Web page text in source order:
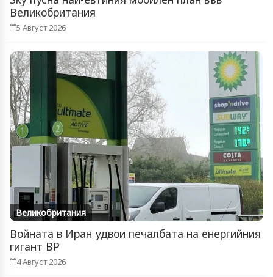
Великобритания
5 Август 2026
Великобритания
Войната в Иран удвои печалбата на енергийния
гигант BP
4 Август 2026